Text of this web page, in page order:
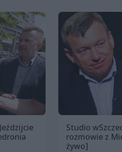
Studio
rozmowie z
żywo]